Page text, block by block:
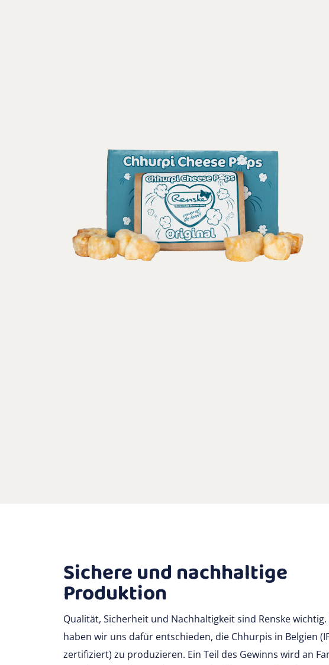
Sichere und nachhaltige
Produktion
Qualität, Sicherheit und Nachhaltigkeit sind Renske wichtig.
haben wir uns dafür entschieden, die Chhurpis in Belgien
zertifiziert) zu produzieren. Ein Teil des Gewinns wird an